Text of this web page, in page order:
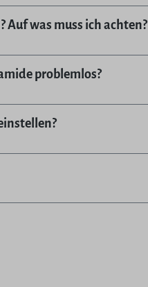
was muss ich achten?
problemlos?